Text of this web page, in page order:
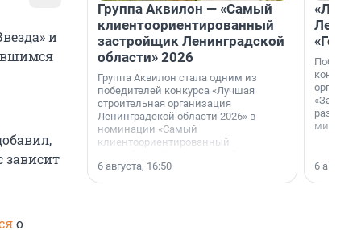
и
зависит
о
Группа Аквилон — «Самый
клиентоориентированный
застройщик Ленинградской
области» 2026
Группа Аквилон стала одним из
победителей конкурса «Лучшая
строительная организация
Ленинградской области 2026» в
номинации «Самый
клиентоориентированный
области».
6 августа, 16:50
«За
6